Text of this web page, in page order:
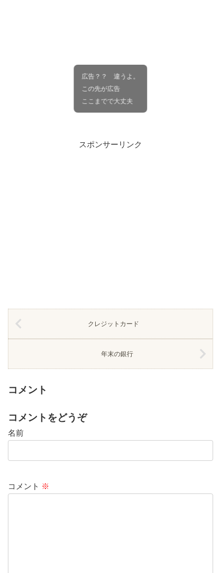
スポンサーリンク
クレジットカード
年末の銀行
コメント
コメントをどうぞ
名前
コメント ※
広告？？ 違うよ。
この先が広告
ここまでで大丈夫